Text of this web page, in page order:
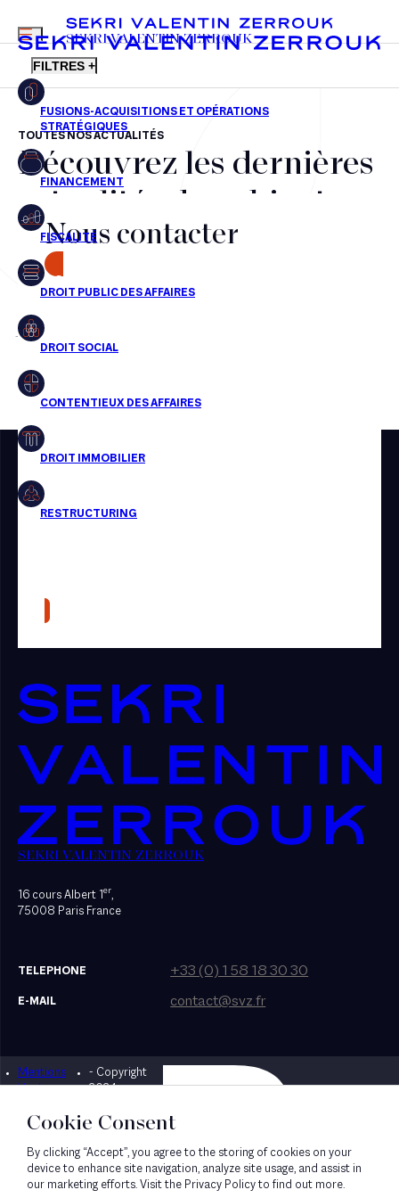
FR EN
MENU
SEKRI VALENTIN ZERROUK
FILTRES +
Fusions-acquisitions et opérations stratégiques
Financement
Fiscalité
Droit public des affaires
Droit social
Droit immobilier
Restructuring
Presse
TOUTES NOS ACTUALITÉS
Découvrez les dernières
actualités du cabinet,
nos récompenses et nos
transactions, jour après
jour
Aucun résultats pour cette recherche
Nous contacter
SEKRI VALENTIN ZERROUK
16 cours Albert 1er,
75008 Paris France
TELEPHONE +33 (0) 1 58 18 30 30
E-MAIL contact@svz.fr
Mentions
légales
- Copyright
2024
Designed by Bonhomme
Cookie Consent
By clicking “Accept”, you agree to the storing of cookies on your
device to enhance site navigation, analyze site usage, and assist in
our marketing efforts. Visit the Privacy Policy to find out more.